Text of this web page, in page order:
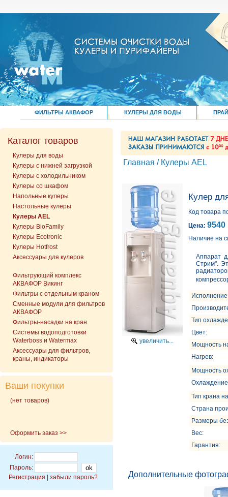
ФИЛЬТРЫ АКВАФОР КУЛЕРЫ ДЛЯ ВОДЫ
Каталог товаров
Кулеры для воды
Кулеры с нижней загрузкой
Кулеры с холодильником
Кулеры со шкафом
Напольные кулеры
Настольные кулеры
Кулеры AEL
Кулеры BioFamily
Кулеры Ecotronic
Кулеры Hotfrost
Аксессуары для кулеров
Фильтрующий комплекс
АКВАФОР Викинг
Фильтры с отдельным краном
Сменные модули для фильтров
АКВАФОР
Фильтры-насадки на кран
Cистемы водоподготовки
Waterboss и Watermax
Аксессуары для фильтров,
краны, индикаторы
Ваши покупки
(нет товаров)
Оформить заказ >>
Логин:
Пароль:
Регистрация
забыли пароль?
Главная / Кулеры AEL
увеличить...
Кулер
Код товара
Цена: 9540
Наличие на
Аппарат
Стрим".
Тип
Цвет:
Мощность
Нагрев:
Мощность
Тип крана
Страна
Размеры
Вес:
Гарантия:
Дополнительные